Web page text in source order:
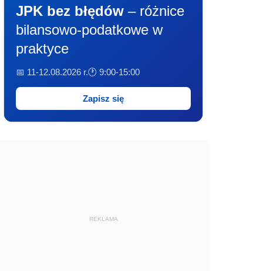
JPK bez błędów – różnice
bilansowo-podatkowe w
praktyce
📅 11-12.08.2026 r.🕐 9:00-15:00
Zapisz się
REKLAMA